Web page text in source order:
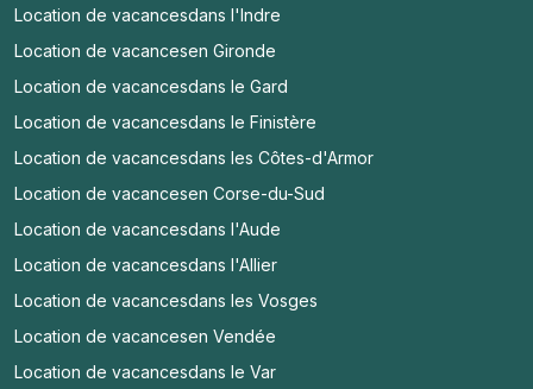
Location de vacancesdans l'Indre
Location de vacancesen Gironde
Location de vacancesdans le Gard
Location de vacancesdans le Finistère
Location de vacancesdans les Côtes-d'Armor
Location de vacancesen Corse-du-Sud
Location de vacancesdans l'Aude
Location de vacancesdans l'Allier
Location de vacancesdans les Vosges
Location de vacancesen Vendée
Location de vacancesdans le Var